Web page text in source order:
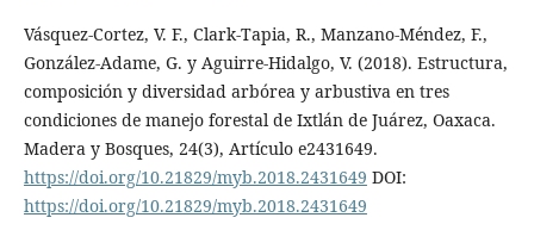
Vásquez-Cortez, V. F., Clark-Tapia, R., Manzano-Méndez, F.,
González-Adame, G. y Aguirre-Hidalgo, V. (2018). Estructura,
composición y diversidad arbórea y arbustiva en tres
condiciones de manejo forestal de Ixtlán de Juárez, Oaxaca.
Madera y Bosques, 24(3), Artículo e2431649.
https://doi.org/10.21829/myb.2018.2431649 DOI:
https://doi.org/10.21829/myb.2018.2431649